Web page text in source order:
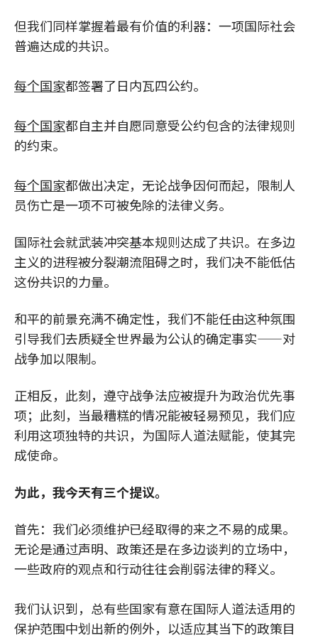
但我们同样掌握着最有价值的利器：一项国际社会
普遍达成的共识。
每个国家都签署了日内瓦四公约。
每个国家都自主并自愿同意受公约包含的法律规则
的约束。
每个国家都做出决定，无论战争因何而起，限制人
员伤亡是一项不可被免除的法律义务。
国际社会就武装冲突基本规则达成了共识。在多边
主义的进程被分裂潮流阻碍之时，我们决不能低估
这份共识的力量。
和平的前景充满不确定性，我们不能任由这种氛围
引导我们去质疑全世界最为公认的确定事实——对
战争加以限制。
正相反，此刻，遵守战争法应被提升为政治优先事
项；此刻，当最糟糕的情况能被轻易预见，我们应
利用这项独特的共识，为国际人道法赋能，使其完
成使命。
为此，我今天有三个提议。
首先：我们必须维护已经取得的来之不易的成果。
无论是通过声明、政策还是在多边谈判的立场中，
一些政府的观点和行动往往会削弱法律的释义。
我们认识到，总有些国家有意在国际人道法适用的
保护范围中划出新的例外，以适应其当下的政策目